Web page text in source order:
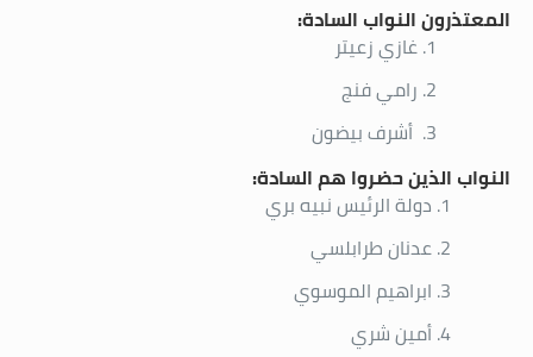
المعتذرون النواب السادة:
غازي زعيتر
رامي فنج
أشرف بيضون
النواب الذين حضروا هم السادة:
دولة الرئيس نبيه بري
عدنان طرابلسي
ابراهيم الموسوي
أمين شري